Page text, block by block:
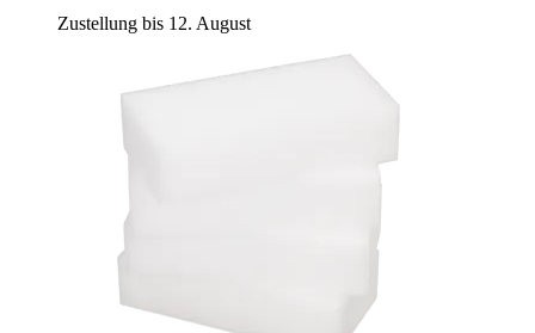
Zustellung bis 12. August